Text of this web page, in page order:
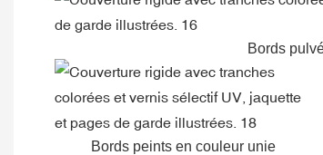
Bords
Bords peints en couleur unie